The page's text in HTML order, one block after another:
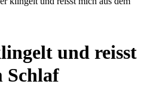
und reisst
Schlaf